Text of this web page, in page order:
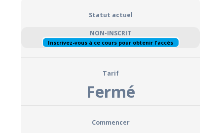
Statut actuel
NON-INSCRIT
Inscrivez-vous à ce cours pour obtenir l'accès
Tarif
Fermé
Commencer